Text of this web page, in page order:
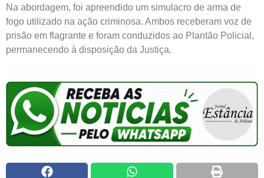
Na abordagem, foi apreendido um simulacro de arma de
fogo utilizado na ação criminosa. Ambos receberam voz de
prisão em flagrante e foram conduzidos ao Plantão Policial,
permanecendo à disposição da Justiça.